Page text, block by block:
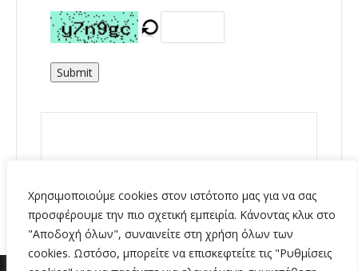
Χρησιμοποιούμε cookies στον ιστότοπο μας για να σας
προσφέρουμε την πιο σχετική εμπειρία. Κάνοντας κλικ στο
"Αποδοχή όλων", συναινείτε στη χρήση όλων των
cookies. Ωστόσο, μπορείτε να επισκεφτείτε τις "Ρυθμίσεις
Submit